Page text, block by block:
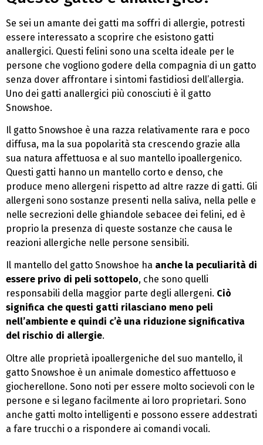
Se sei un amante dei gatti ma soffri di allergie, potresti
essere interessato a scoprire che esistono gatti
anallergici. Questi felini sono una scelta ideale per le
persone che vogliono godere della compagnia di un gatto
senza dover affrontare i sintomi fastidiosi dell’allergia.
Uno dei gatti anallergici più conosciuti è il gatto
Snowshoe.
Il gatto Snowshoe è una razza relativamente rara e poco
diffusa, ma la sua popolarità sta crescendo grazie alla
sua natura affettuosa e al suo mantello ipoallergenico.
Questi gatti hanno un mantello corto e denso, che
produce meno allergeni rispetto ad altre razze di gatti. Gli
allergeni sono sostanze presenti nella saliva, nella pelle e
nelle secrezioni delle ghiandole sebacee dei felini, ed è
proprio la presenza di queste sostanze che causa le
reazioni allergiche nelle persone sensibili.
Il mantello del gatto Snowshoe ha anche la peculiarità di
essere privo di peli sottopelo, che sono quelli
responsabili della maggior parte degli allergeni. Ciò
significa che questi gatti rilasciano meno peli
nell’ambiente e quindi c’è una riduzione significativa
del rischio di allergie.
Oltre alle proprietà ipoallergeniche del suo mantello, il
gatto Snowshoe è un animale domestico affettuoso e
giocherellone. Sono noti per essere molto socievoli con le
persone e si legano facilmente ai loro proprietari. Sono
anche gatti molto intelligenti e possono essere addestrati
a fare trucchi o a rispondere ai comandi vocali.